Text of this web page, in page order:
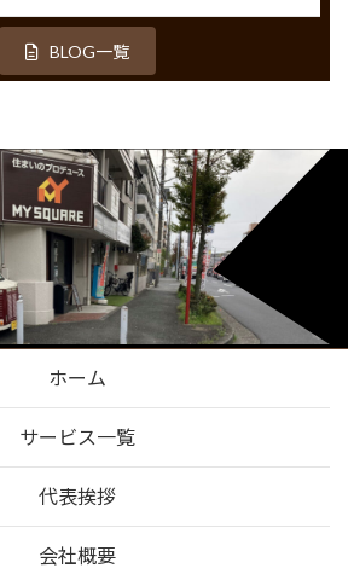
BLOG一覧
ホーム
サービス一覧
代表挨拶
会社概要